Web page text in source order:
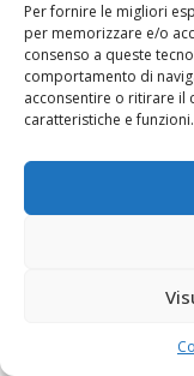
Per fornire le migliori
per memorizzare e/o
consenso a queste
comportamento di
acconsentire o ritirare il
caratteristiche e funzioni.
Conversando
Marzotta